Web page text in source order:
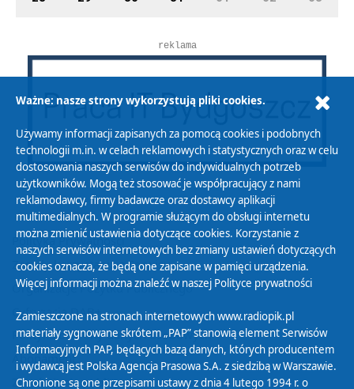
reklama
Polityka Prywatności
Zasady korzystania z Serwisu
Organizacje Pożytku Publicznego
Cyfryzacja DAB+
Polityka ochrony danych osobowych
Abonament
Zamówienia publiczne
Ważne: nasze strony wykorzystują pliki cookies.
Używamy informacji zapisanych za pomocą cookies i podobnych
technologii m.in. w celach reklamowych i statystycznych oraz w celu
dostosowania naszych serwisów do indywidualnych potrzeb
użytkowników. Mogą też stosować je współpracujący z nami
reklamodawcy, firmy badawcze oraz dostawcy aplikacji
multimedialnych. W programie służącym do obsługi internetu
można zmienić ustawienia dotyczące cookies. Korzystanie z
naszych serwisów internetowych bez zmiany ustawień dotyczących
cookies oznacza, że będą one zapisane w pamięci urządzenia.
Więcej informacji można znaleźć w naszej Polityce prywatności
Zamieszczone na stronach internetowych www.radiopik.pl
materiały sygnowane skrótem „PAP” stanowią element Serwisów
Informacyjnych PAP, będących bazą danych, których producentem
i wydawcą jest Polska Agencja Prasowa S.A. z siedzibą w Warszawie.
Chronione są one przepisami ustawy z dnia 4 lutego 1994 r. o